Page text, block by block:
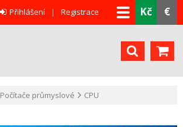
Kč €
Přihlášení Registrace
Počítače průmyslové CPU